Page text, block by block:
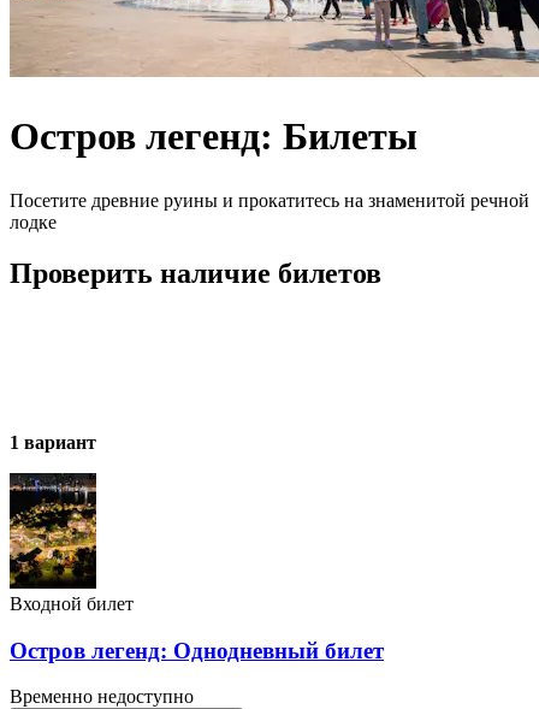
Остров легенд: Билеты
Посетите древние руины и прокатитесь на знаменитой речной
лодке
Проверить наличие билетов
1 вариант
Входной билет
Остров легенд: Однодневный билет
Временно недоступно